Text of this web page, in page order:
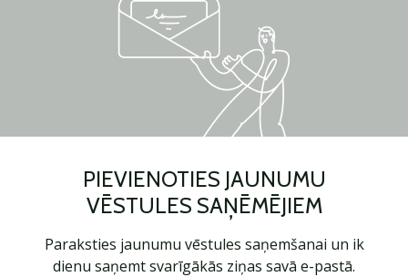
PIEVIENOTIES JAUNUMU
VĒSTULES SAŅĒMĒJIEM
Paraksties jaunumu vēstules saņemšanai un ik
dienu saņemt svarīgākās ziņas savā e-pastā.